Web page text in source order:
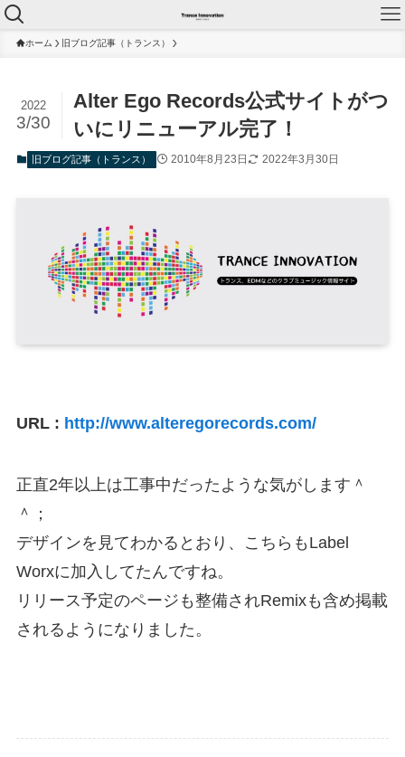
ホーム 旧ブログ記事（トランス）
Alter Ego Records公式サイトがつ
いにリニューアル完了！
2022
3/30
旧ブログ記事（トランス） 2010年8月23日 2022年3月30日
URL : http://www.alteregorecords.com/
正直2年以上は工事中だったような気がします＾
＾；
デザインを見てわかるとおり、こちらもLabel
Worxに加入してたんですね。
リリース予定のページも整備されRemixも含め掲載
されるようになりました。